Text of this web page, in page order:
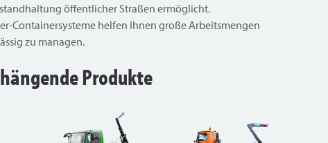
öffentlicher Straßen ermöglicht.
Containersysteme helfen Ihnen große Arbeitsmengen
zu managen.
Produkte